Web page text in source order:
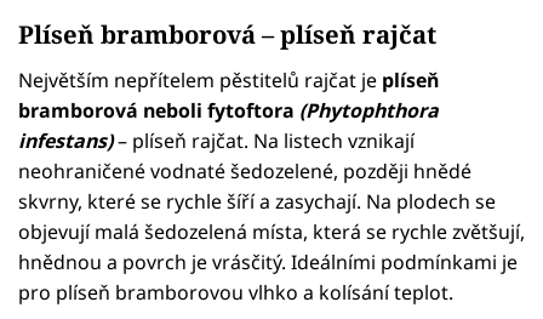
Plíseň bramborová – plíseň rajčat
Největším nepřítelem pěstitelů rajčat je plíseň
bramborová neboli fytoftora (Phytophthora
infestans)– plíseň rajčat. Na listech vznikají
neohraničené vodnaté šedozelené, později hnědé
skvrny, které se rychle šíří a zasychají. Na plodech se
objevují malá šedozelená místa, která se rychle zvětšují,
hnědnou a povrch je vrásčitý. Ideálními podmínkami je
pro plíseň bramborovou vlhko a kolísání teplot.